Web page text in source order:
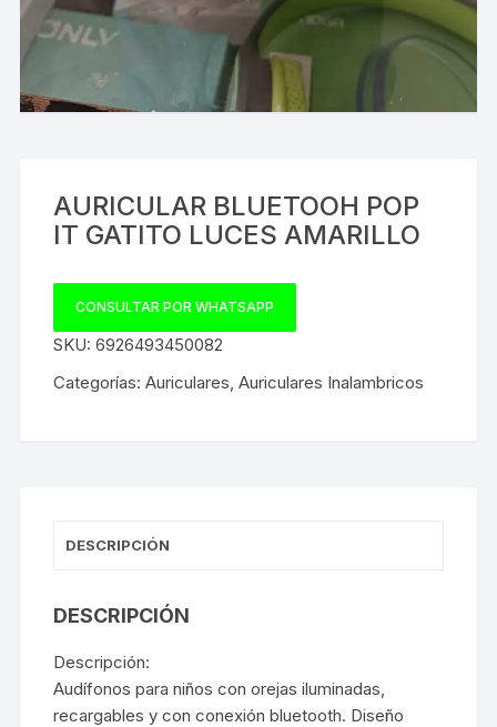
AURICULAR BLUETOOH POP
IT GATITO LUCES AMARILLO
CONSULTAR POR WHATSAPP
SKU:6926493450082
Categorías:Auriculares ,Auriculares Inalambricos
DESCRIPCIÓN
DESCRIPCIÓN
Descripción:
Audífonos para niños con orejas iluminadas,
recargables y con conexión bluetooth. Diseño